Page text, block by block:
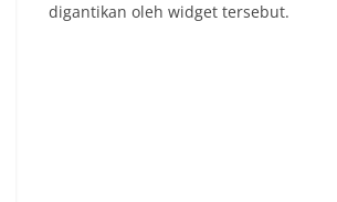
digantikan oleh widget tersebut.